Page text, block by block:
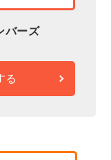
バーズ
る